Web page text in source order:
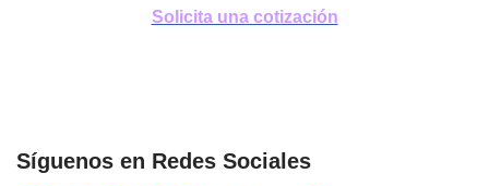
Solicita una cotización
Síguenos en Redes Sociales